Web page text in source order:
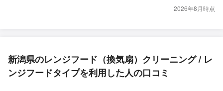
2026年8月時点
新潟県のレンジフード（換気扇）クリーニング / レ
ンジフードタイプを利用した人の口コミ